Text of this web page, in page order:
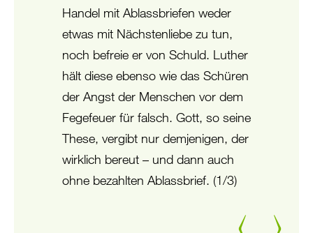
Zurück
Handel mit Ablassbriefen weder
etwas mit Nächstenliebe zu tun,
noch befreie er von Schuld. Luther
hält diese ebenso wie das Schüren
der Angst der Menschen vor dem
Fegefeuer für falsch. Gott, so seine
These, vergibt nur demjenigen, der
wirklich bereut – und dann auch
ohne bezahlten Ablassbrief. (1/3)
Weiter